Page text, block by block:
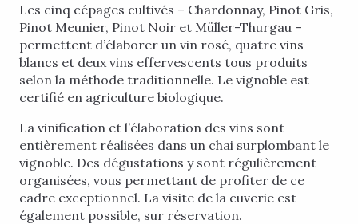
Les cinq cépages cultivés – Chardonnay, Pinot Gris,
Pinot Meunier, Pinot Noir et Müller-Thurgau –
permettent d’élaborer un vin rosé, quatre vins
blancs et deux vins effervescents tous produits
selon la méthode traditionnelle. Le vignoble est
certifié en agriculture biologique.
La vinification et l’élaboration des vins sont
entièrement réalisées dans un chai surplombant le
vignoble. Des dégustations y sont régulièrement
organisées, vous permettant de profiter de ce
cadre exceptionnel. La visite de la cuverie est
également possible, sur réservation.